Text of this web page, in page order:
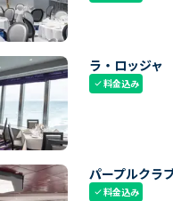
ラ・ロッジャ
check料金込み
パープルクラ
check料金込み